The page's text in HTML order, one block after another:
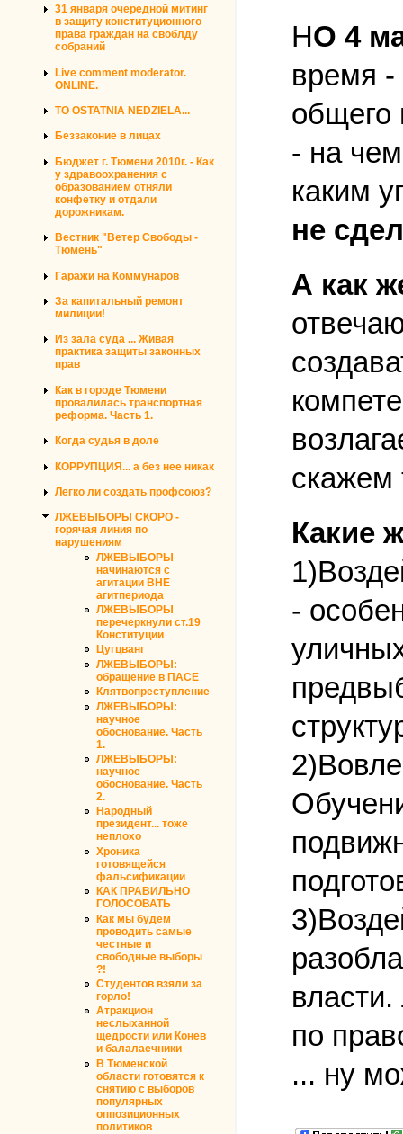
31 января очередной митинг
в защиту конституционного
права граждан на своблду
собраний
Live comment moderator.
ONLINE.
TO OSTATNIA NEDZIELA...
Беззаконие в лицах
Бюджет г. Тюмени 2010г. - Как
у здравоохранения с
образованием отняли
конфетку и отдали
дорожникам.
Вестник "Ветер Свободы -
Тюмень"
Гаражи на Коммунаров
За капитальный ремонт
милиции!
Из зала суда ... Живая
практика защиты законных
прав
Как в городе Тюмени
провалилась транспортная
реформа. Часть 1.
Когда судья в доле
КОРРУПЦИЯ... а без нее никак
Легко ли создать профсоюз?
ЛЖЕВЫБОРЫ СКОРО -
горячая линия по
нарушениям
ЛЖЕВЫБОРЫ
начинаются с
агитации ВНЕ
агитпериода
ЛЖЕВЫБОРЫ
перечеркнули ст.19
Конституции
Цугцванг
ЛЖЕВЫБОРЫ:
обращение в ПАСЕ
Клятвопреступление
ЛЖЕВЫБОРЫ:
научное
обоснование. Часть
1.
ЛЖЕВЫБОРЫ:
научное
обоснование. Часть
2.
Народный
президент... тоже
неплохо
Хроника
готовящейся
фальсификации
КАК ПРАВИЛЬНО
ГОЛОСОВАТЬ
Как мы будем
проводить самые
честные и
свободные выборы
?!
Студентов взяли за
горло!
Атракцион
неслыханной
щедрости или Конев
и балалаечники
В Тюменской
области готовятся к
снятию с выборов
популярных
оппозиционных
политиков
НО 4
время -
общего
- на
каким
не
А как
скажем
Какие
-
по
... ну